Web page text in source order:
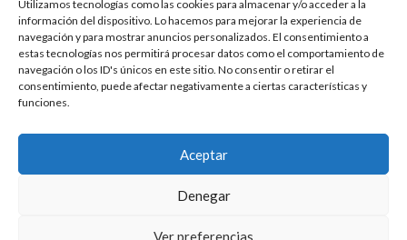
Utilizamos tecnologías como las cookies para almacenar y/o acceder a la
información del dispositivo. Lo hacemos para mejorar la experiencia de
navegación y para mostrar anuncios personalizados. El consentimiento a
estas tecnologías nos permitirá procesar datos como el comportamiento de
navegación o los ID's únicos en este sitio. No consentir o retirar el
consentimiento, puede afectar negativamente a ciertas características y
funciones.
Aceptar
Denegar
Ver preferencias